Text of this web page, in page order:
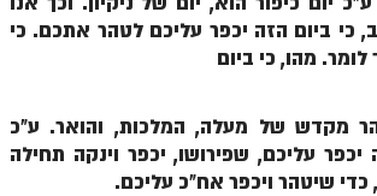
כי ביום הזה יכפר עליכם לטהר אתכם. כי
לומר. מהו, כי ביום
מקדש של מעלה, המלכות, והואר. ע"כ
יכפר עליכם, שפירושו, יכפר וינקה תחילה
כדי שיטהר ויכפר אח"כ עליכם.